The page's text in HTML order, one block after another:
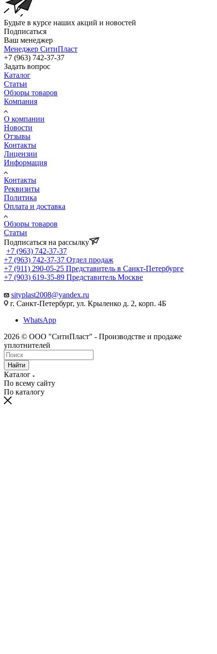
Будьте в курсе наших акций и новостей
Подписаться
Ваш менеджер
Менеджер СитиПласт
+7 (963) 742-37-37
Задать вопрос
Каталог
Статьи
Обзоры товаров
Компания
О компании
Новости
Отзывы
Контакты
Лицензии
Информация
Контакты
Реквизиты
Политика
Оплата и доставка
Обзоры товаров
Статьи
Подписаться на рассылку
+7 (963) 742-37-37
+7 (963) 742-37-37 Отдел продаж
+7 (911) 290-05-25 Представитель в Санкт-Петербурге
+7 (903) 619-35-89 Представитель Москве
sityplast2008@yandex.ru
г. Санкт-Петербург, ул. Крыленко д. 2, корп. 4Б
WhatsApp
2026 © ООО "СитиПласт" - Производстве и продаже
уплотнителей
Найти
Каталог
По всему сайту
По каталогу